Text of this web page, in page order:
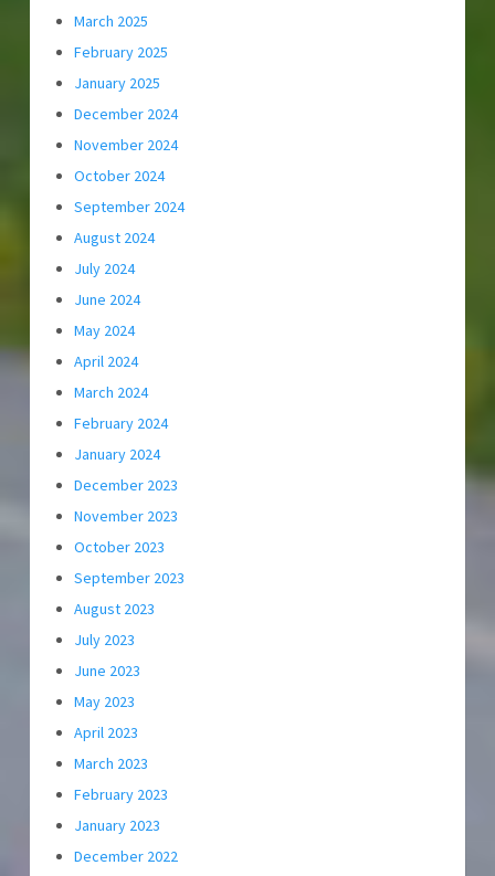
March 2025
February 2025
January 2025
December 2024
November 2024
October 2024
September 2024
August 2024
July 2024
June 2024
May 2024
April 2024
March 2024
February 2024
January 2024
December 2023
November 2023
October 2023
September 2023
August 2023
July 2023
June 2023
May 2023
April 2023
March 2023
February 2023
January 2023
December 2022